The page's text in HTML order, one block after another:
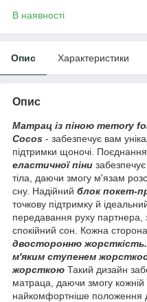
В наявності
Опис Характеристики
Опис
Матрац із піною memory
Cocos - забезпечує вам
підтримки щоночі. Поєднання
еластичної піни
тіла, даючи змогу м'язам
сну. Надійний блок покет-
точкову підтримку й
передавання руху партнера,
спокійний сон. Кожна
двосторонню жорсткість.
м'яким ступенем
жорсткою Такий дизайн
матраца, даючи змогу
найкомфортніше положення